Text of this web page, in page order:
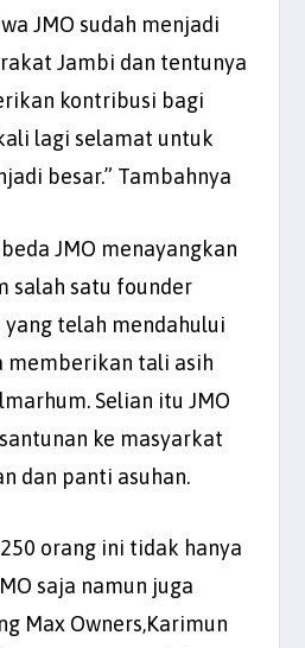
JMO sudah menjadi
Jambi dan tentunya
kontribusi bagi
lagi selamat untuk
besar.” Tambahnya
JMO menayangkan
salah satu founder
yang telah mendahului
memberikan tali asih
Selian itu JMO
ke masyarkat
dan panti asuhan.
orang ini tidak hanya
saja namun juga
Max Owners,Karimun